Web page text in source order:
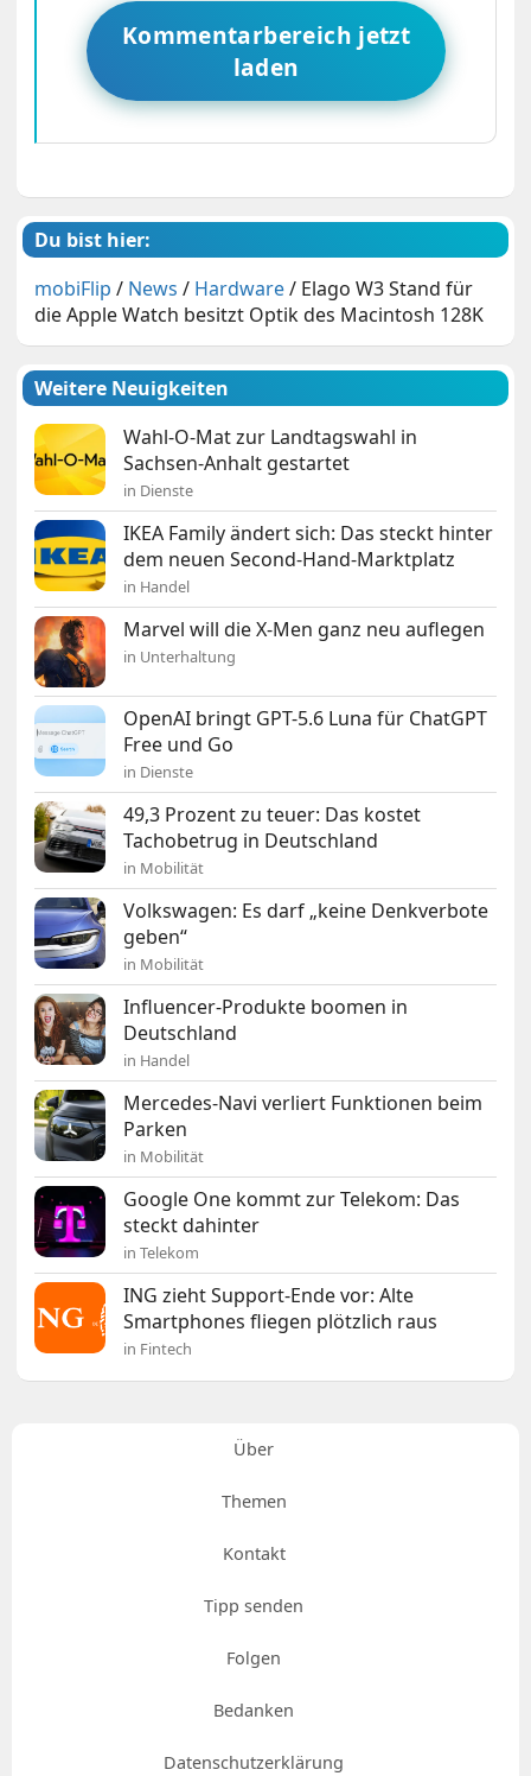
Kommentarbereich jetzt
laden
Du bist hier:
mobiFlip / News / Hardware/ Elago W3 Stand für
die Apple Watch besitzt Optik des Macintosh 128K
Weitere Neuigkeiten
Wahl-O-Mat zur Landtagswahl in
Sachsen-Anhalt gestartet
in Dienste
IKEA Family ändert sich: Das steckt hinter
dem neuen Second-Hand-Marktplatz
in Handel
Marvel will die X-Men ganz neu auflegen
in Unterhaltung
OpenAI bringt GPT-5.6 Luna für ChatGPT
Free und Go
in Dienste
49,3 Prozent zu teuer: Das kostet
Tachobetrug in Deutschland
in Mobilität
Volkswagen: Es darf „keine Denkverbote
geben“
in Mobilität
Influencer-Produkte boomen in
Deutschland
in Handel
Mercedes-Navi verliert Funktionen beim
Parken
in Mobilität
Google One kommt zur Telekom: Das
steckt dahinter
in Telekom
ING zieht Support-Ende vor: Alte
Smartphones fliegen plötzlich raus
in Fintech
Über
Themen
Kontakt
Tipp senden
Folgen
Bedanken
Datenschutzerklärung